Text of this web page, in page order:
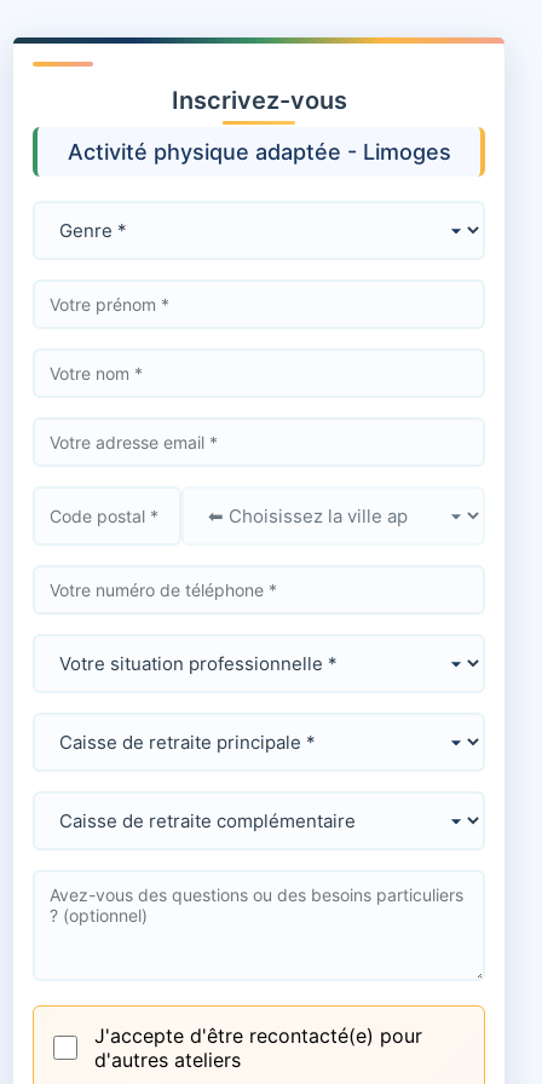
Inscrivez-vous
Activité physique adaptée - Limoges
J'accepte d'être recontacté(e) pour
d'autres ateliers